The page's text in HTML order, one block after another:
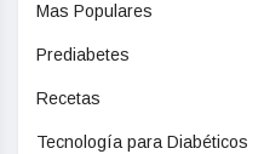
Mas Populares
Prediabetes
Recetas
Tecnología para Diabéticos